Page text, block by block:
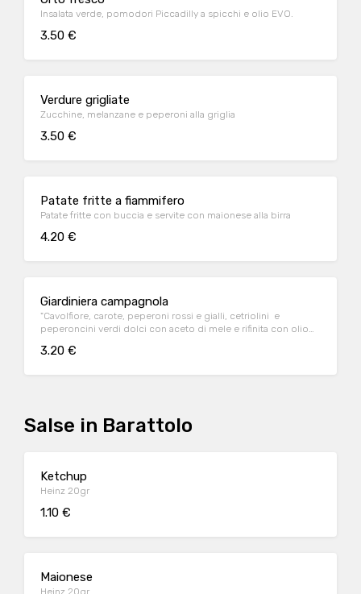
Insalata verde, pomodori Piccadilly a spicchi e olio EVO.
3.50 €
Verdure grigliate
Zucchine, melanzane e peperoni alla griglia
3.50 €
Patate fritte a fiammifero
Patate fritte con buccia e servite con maionese alla birra
4.20 €
Giardiniera campagnola
"Cavolfiore, carote, peperoni rossi e gialli, cetriolini e
peperoncini verdi dolci con aceto di mele e rifinita con olio
3.20 €
Salse in Barattolo
Ketchup
Heinz 20gr
1.10 €
Maionese
Heinz 20gr